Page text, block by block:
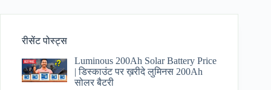
रीसेंट पोस्ट्स
Luminous 200Ah Solar Battery Price​
| डिस्काउंट पर ख़रीदे लुमिनस 200Ah
सोलर बैटरी